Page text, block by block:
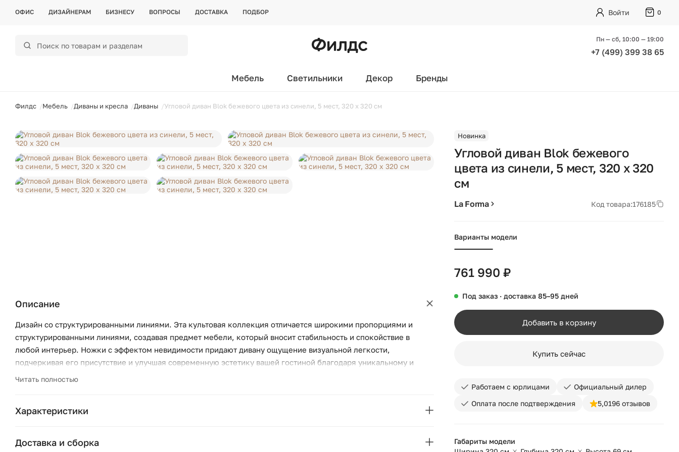
ОФИС ДИЗАЙНЕРАМ БИЗНЕСУ ВОПРОСЫ ДОСТАВКА ПОДБОР Войти 0
Пн — сб, 10:00 — 19:00
+7 (499) 399 38 65
Мебель Светильники Декор Бренды
Филдс Мебель Диваны и кресла Диваны Угловой диван Blok бежевого цвета из синели, 5 мест, 320 x 320 см
Новинка
Угловой диван Blok бежевого
цвета из синели, 5 мест, 320 x 320
см
La Forma Код товара:176185
Варианты модели
761 990 ₽
Под заказ · доставка 85–95 дней
Добавить в корзину
Купить сейчас
Работаем с юрлицами
Официальный дилер
Оплата после подтверждения
5,0196 отзывов
Габариты модели
Описание
Дизайн со структурированными линиями. Эта культовая коллекция отличается широкими пропорциями и
структурированными линиями, создавая предмет мебели, который вносит стабильность и спокойствие в
любой интерьер. Ножки с эффектом невидимости придают дивану ощущение визуальной легкости,
подчеркивая его присутствие и улучшая современную эстетику вашей гостиной благодаря уникальному и
вневременному дизайну. Обивка из шенилла. Диван Blok сочетает в себе элегантность и функциональность,
Читать полностью
Характеристики
Доставка и сборка